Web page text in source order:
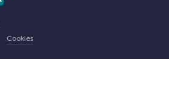
Cookies